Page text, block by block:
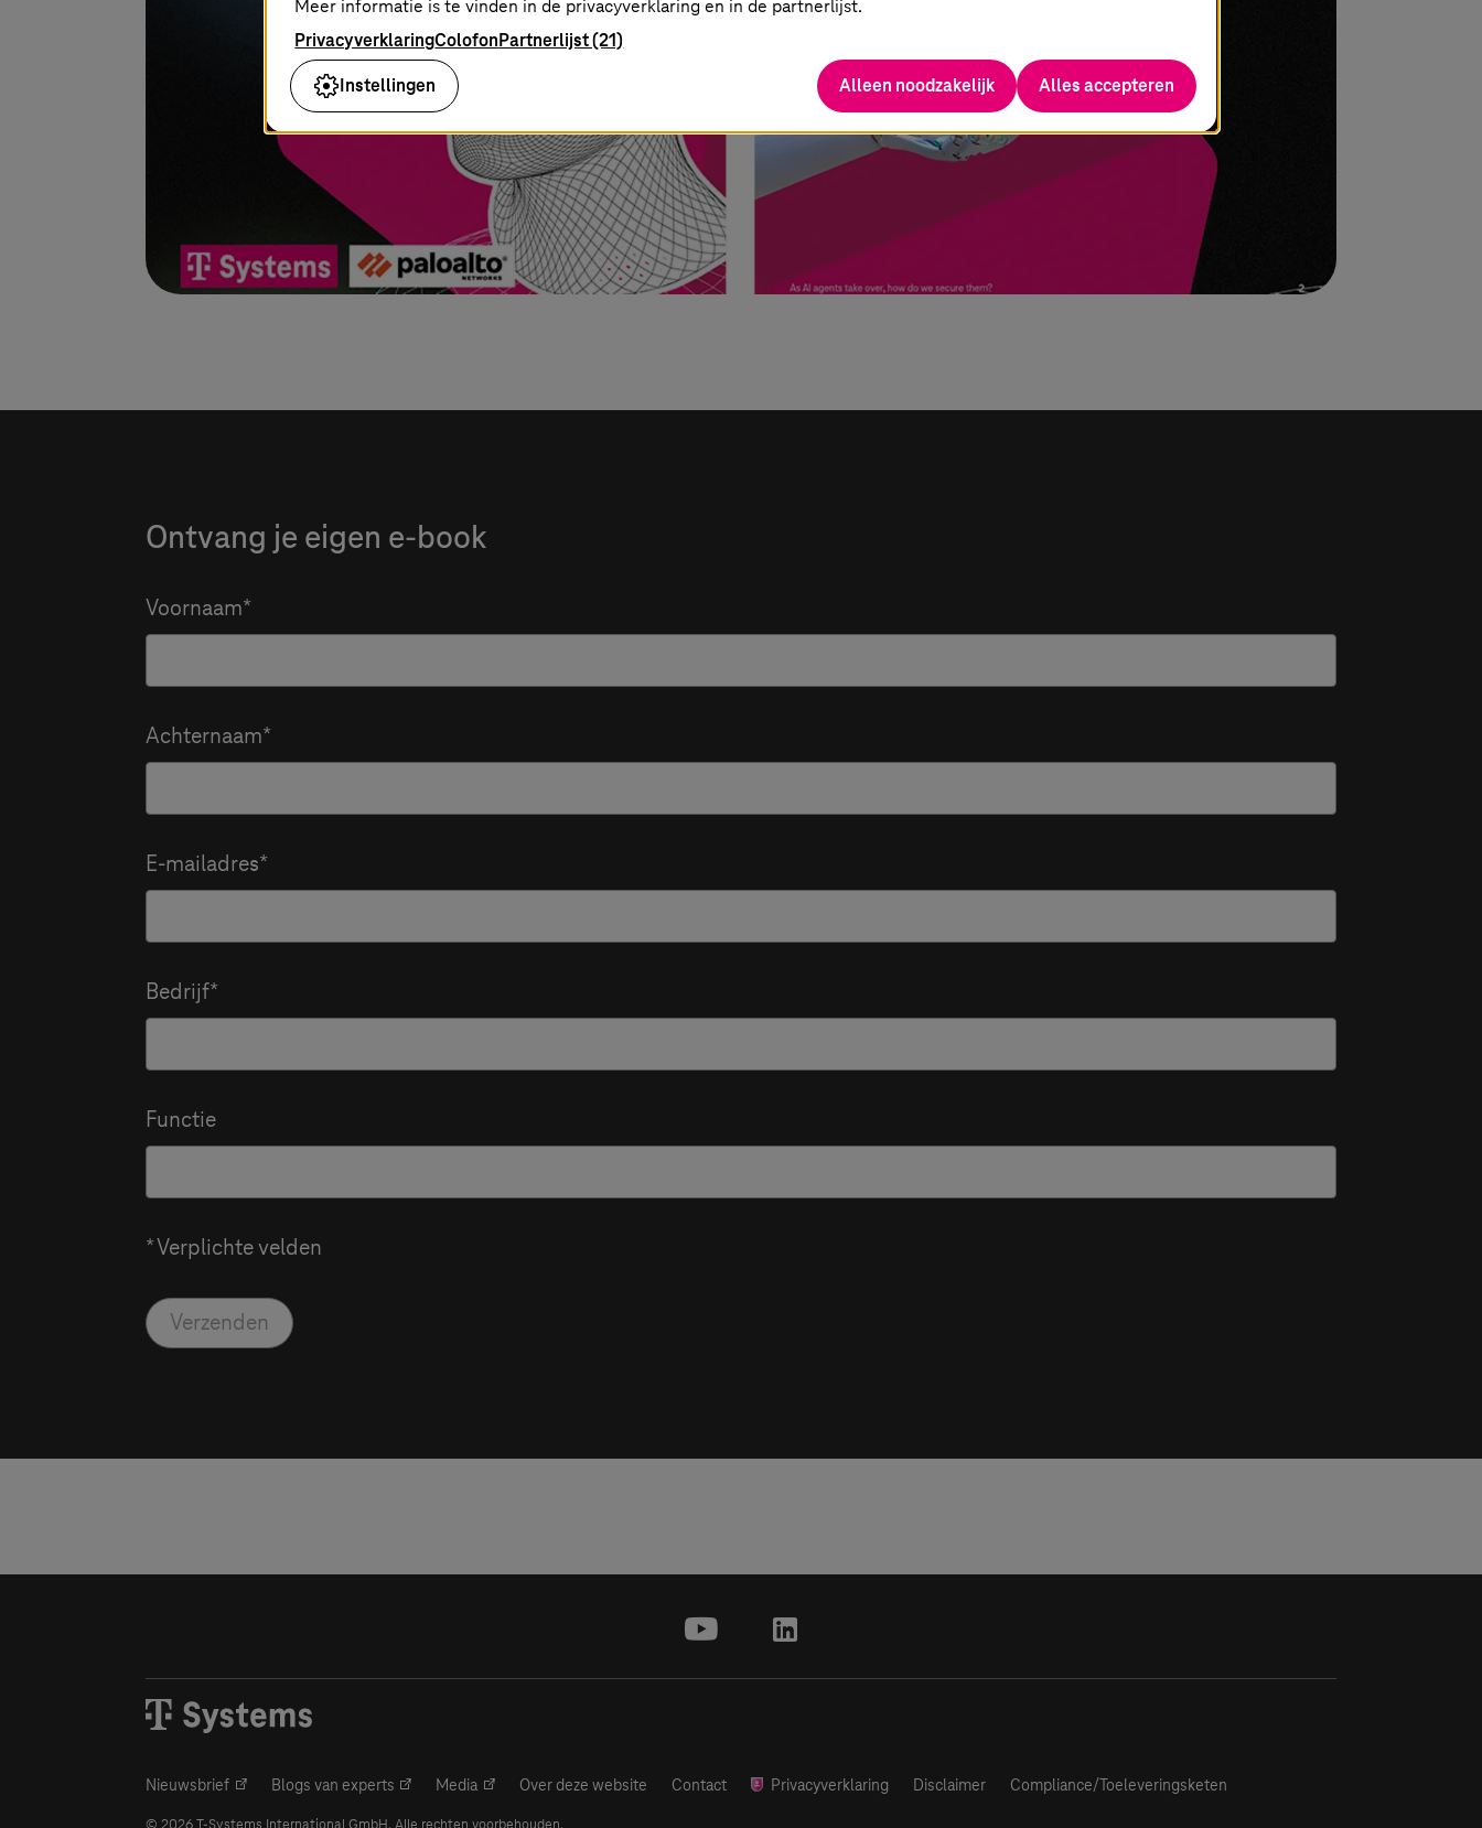
Ontvang je eigen e-book
Voornaam
Achternaam
E-mailadres
Bedrijf
Functie
* Verplichte velden
Verzenden
youtube
Nieuwsbrief Blogs van experts Media Over deze website Contact Privacyverklaring Disclaimer Compliance/Toeleveringsketen
© 2026 T-Systems International GmbH. Alle rechten voorbehouden.
Meer informatie is te vinden in de privacyverklaring en in de partnerlijst.
PrivacyverklaringColofonPartnerlijst (21)
Instellingen
Alleen noodzakelijk Alles accepteren